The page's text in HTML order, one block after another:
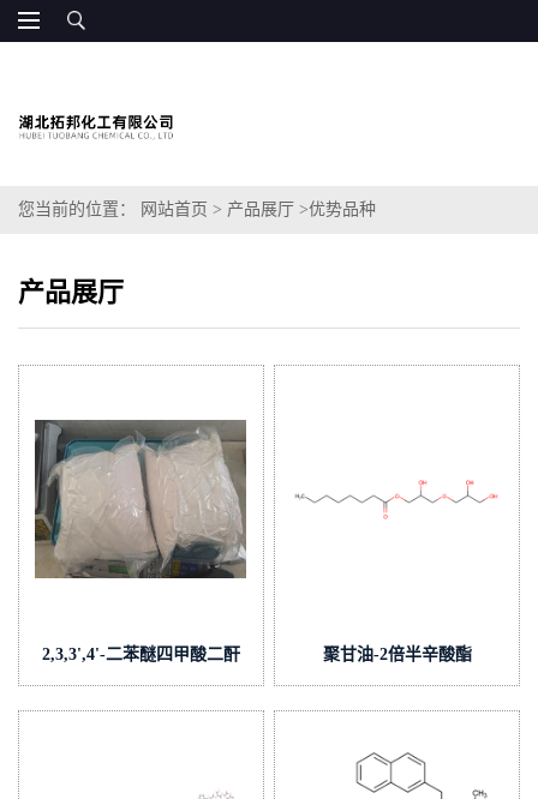
您当前的位置： 网站首页 > 产品展厅 >优势品种
产品展厅
2,3,3',4'-二苯醚四甲酸二酐 聚甘油-2倍半辛酸酯